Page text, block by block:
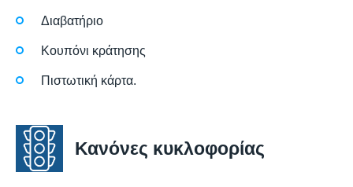
Διαβατήριο
Κουπόνι κράτησης
Πιστωτική κάρτα.
Κανόνες κυκλοφορίας